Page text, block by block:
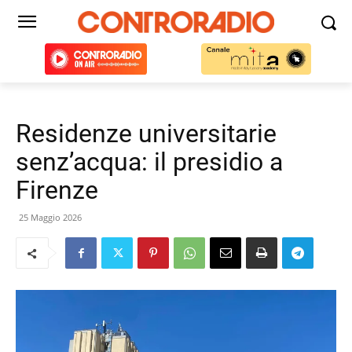
Residenze universitarie
senz’acqua: il presidio a
Firenze
25 Maggio 2026